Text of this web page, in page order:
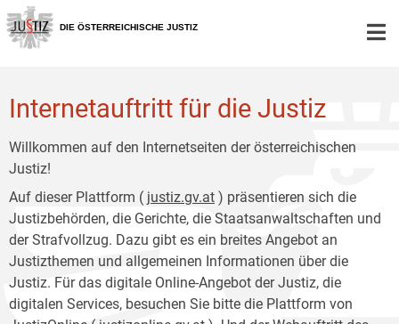
Zur
Hauptnavigation
[1]
Zum
Inhalt
[2]
DIE ÖSTERREICHISCHE JUSTIZ
Internetauftritt für die Justiz
Willkommen auf den Internetseiten der österreichischen
Justiz!
Auf dieser Plattform ( justiz.gv.at ) präsentieren sich die
Justizbehörden, die Gerichte, die Staatsanwaltschaften und
der Strafvollzug. Dazu gibt es ein breites Angebot an
Justizthemen und allgemeinen Informationen über die
Justiz. Für das digitale Online-Angebot der Justiz, die
digitalen Services, besuchen Sie bitte die Plattform von